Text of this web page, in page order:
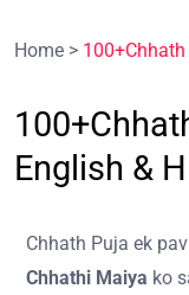
Home >
English &
Chhath Puja ek
Chhathi Maiya ko